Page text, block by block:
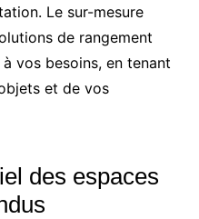
Le sur-mesure
de rangement
vos besoins, en tenant
et de vos
des espaces